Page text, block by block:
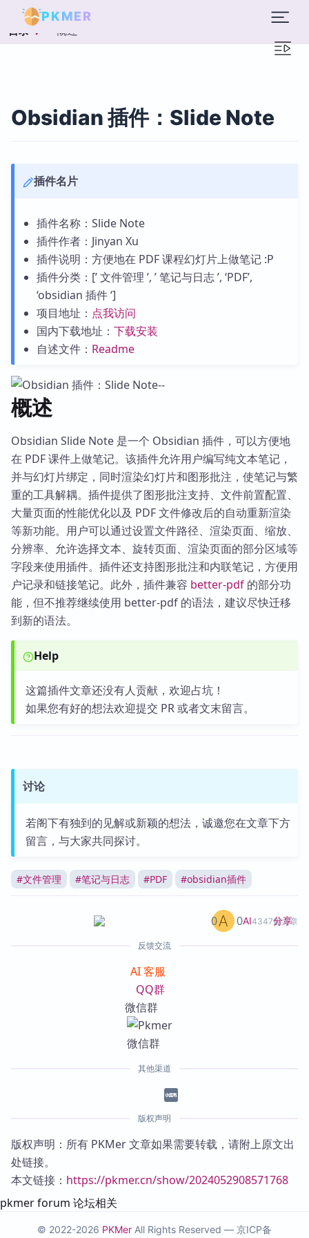
PKMER
目录 概述
Obsidian 插件：Slide Note
插件名片
插件名称：Slide Note
插件作者：Jinyan Xu
插件说明：方便地在 PDF 课程幻灯片上做笔记 :P
插件分类：[’ 文件管理 ’, ’ 笔记与日志 ’, ‘PDF’,
‘obsidian 插件 ‘]
项目地址： 点我访问
国内下载地址： 下载安装
自述文件： Readme
概述
Obsidian Slide Note 是一个 Obsidian 插件，可以方便地
在 PDF 课件上做笔记。该插件允许用户编写纯文本笔记，
并与幻灯片绑定，同时渲染幻灯片和图形批注，使笔记与繁
重的工具解耦。插件提供了图形批注支持、文件前置配置、
大量页面的性能优化以及 PDF 文件修改后的自动重新渲染
等新功能。用户可以通过设置文件路径、渲染页面、缩放、
分辨率、允许选择文本、旋转页面、渲染页面的部分区域等
字段来使用插件。插件还支持图形批注和内联笔记，方便用
户记录和链接笔记。此外，插件兼容 better-pdf 的部分功
能，但不推荐继续使用 better-pdf 的语法，建议尽快迁移
到新的语法。
Help
这篇插件文章还没有人贡献，欢迎占坑！
如果您有好的想法欢迎提交 PR 或者文末留言。
讨论
若阁下有独到的见解或新颖的想法，诚邀您在文章下方
留言，与大家共同探讨。
#文件管理 #笔记与日志 #PDF #obsidian插件
AI4347篇文章
0 0 分享
反馈交流
AI 客服
QQ群
微信群
其他渠道
版权声明
版权声明：所有 PKMer 文章如果需要转载，请附上原文出
处链接。
本文链接： https://pkmer.cn/show/2024052908571768
pkmer forum 论坛相关
© 2022-2026 PKMer All Rights Reserved — 京ICP备